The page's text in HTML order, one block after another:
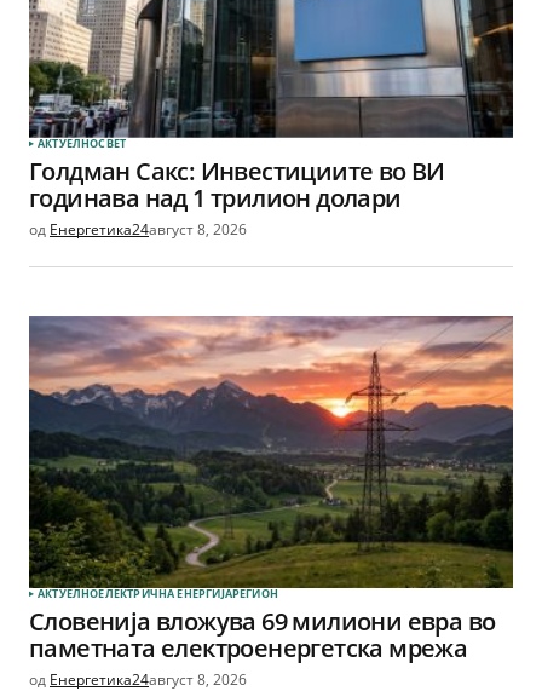
АКТУЕЛНОСВЕТ
Голдман Сакс: Инвестициите во ВИ
годинава над 1 трилион долари
од Енергетика24август 8, 2026
АКТУЕЛНОЕЛЕКТРИЧНА ЕНЕРГИЈАРЕГИОН
Словенија вложува 69 милиони евра во
паметната електроенергетска мрежа
од Енергетика24август 8, 2026